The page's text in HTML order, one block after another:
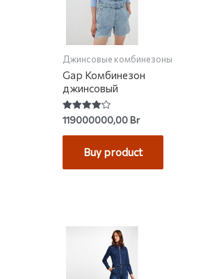
Джинсовые комбинезоны
Gap Комбинезон
джинсовый
Rated
4.17
out of 5
119000000,00Br
Buy product